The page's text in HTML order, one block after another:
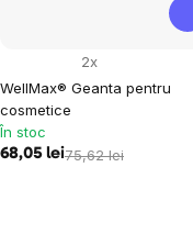
WellMax® Geanta pentru
cosmetice
2x
În stoc
68,05 lei75,62 lei